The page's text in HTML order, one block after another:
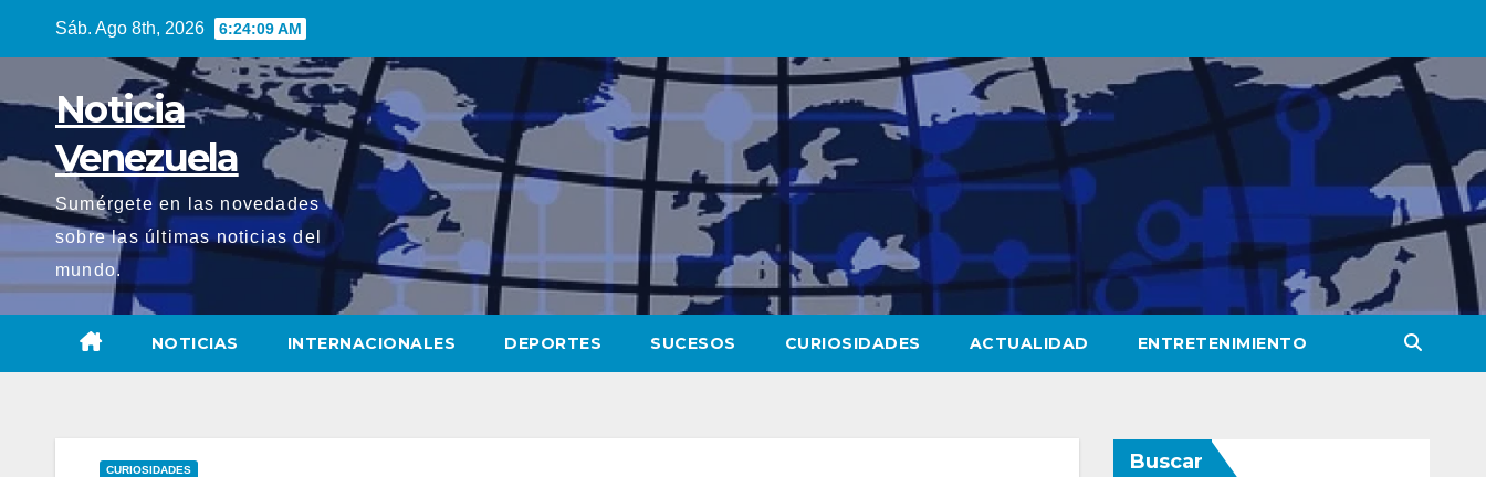
Sáb. Ago 8th, 2026 6:24:11 AM
Noticia
Venezuela
Sumérgete en las novedades
sobre las últimas noticias del
mundo.
NOTICIAS INTERNACIONALES DEPORTES SUCESOS CURIOSIDADES ACTUALIDAD ENTRETENIMIENTO
CURIOSIDADES Buscar